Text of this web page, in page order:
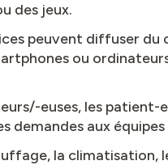
des jeux.
peuvent diffuser
ou
euses, les
demandes aux
la climatisation,